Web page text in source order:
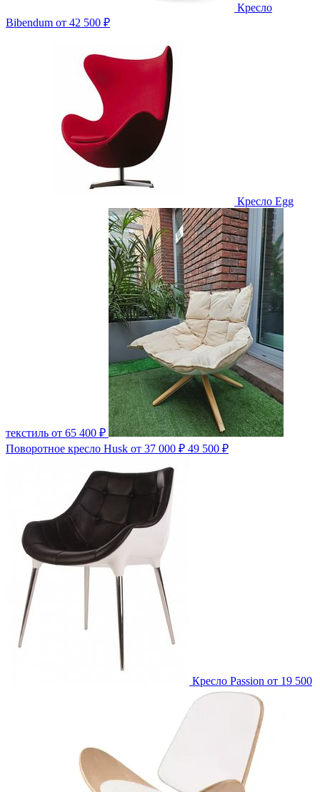
Кресло
Bibendum от 42 500 ₽
Кресло Egg
текстиль от 65 400 ₽
Поворотное кресло Husk от 37 000 ₽ 49 500 ₽
Кресло Passion от 19 500